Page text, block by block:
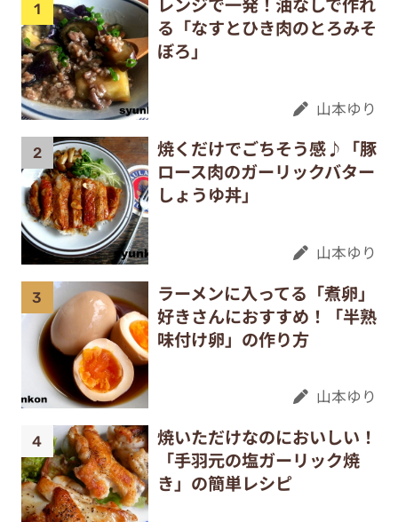
る「なすとひき肉のとろみそ
ぼろ」
山本ゆり
焼くだけでごちそう感♪「豚
ロース肉のガーリックバター
しょうゆ丼」
山本ゆり
ラーメンに入ってる「煮卵」
好きさんにおすすめ！「半熟
味付け卵」の作り方
山本ゆり
焼いただけなのにおいしい！
「手羽元の塩ガーリック焼
き」の簡単レシピ